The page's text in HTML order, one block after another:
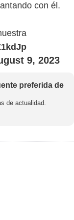
con él.
9, 2023
preferida de
de actualidad.